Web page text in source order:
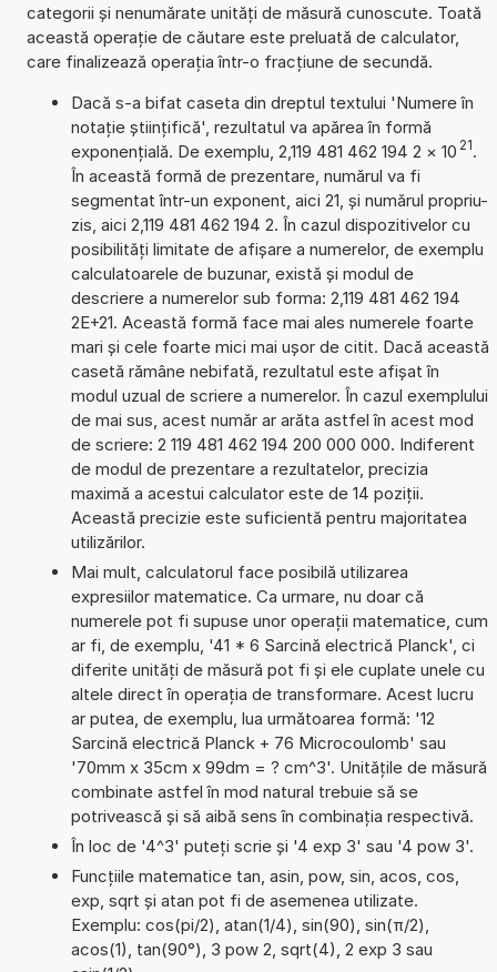
categorii și nenumărate unități de măsură cunoscute. Toată
această operație de căutare este preluată de calculator,
care finalizează operația într-o fracțiune de secundă.
Dacă s-a bifat caseta din dreptul textului 'Numere în
notație științifică', rezultatul va apărea în formă
exponențială. De exemplu, 2,119 481 462 194 2 × 10 21.
În această formă de prezentare, numărul va fi
segmentat într-un exponent, aici 21, și numărul propriu-
zis, aici 2,119 481 462 194 2. În cazul dispozitivelor cu
posibilități limitate de afișare a numerelor, de exemplu
calculatoarele de buzunar, există și modul de
descriere a numerelor sub forma: 2,119 481 462 194
2E+21. Această formă face mai ales numerele foarte
mari și cele foarte mici mai ușor de citit. Dacă această
casetă rămâne nebifată, rezultatul este afișat în
modul uzual de scriere a numerelor. În cazul exemplului
de mai sus, acest număr ar arăta astfel în acest mod
de scriere: 2 119 481 462 194 200 000 000. Indiferent
de modul de prezentare a rezultatelor, precizia
maximă a acestui calculator este de 14 poziții.
Această precizie este suficientă pentru majoritatea
utilizărilor.
Mai mult, calculatorul face posibilă utilizarea
expresiilor matematice. Ca urmare, nu doar că
numerele pot fi supuse unor operații matematice, cum
ar fi, de exemplu, '41 * 6 Sarcină electrică Planck', ci
diferite unități de măsură pot fi și ele cuplate unele cu
altele direct în operația de transformare. Acest lucru
ar putea, de exemplu, lua următoarea formă: '12
Sarcină electrică Planck + 76 Microcoulomb' sau
'70mm x 35cm x 99dm = ? cm^3'. Unitățile de măsură
combinate astfel în mod natural trebuie să se
potrivească și să aibă sens în combinația respectivă.
În loc de '4^3' puteți scrie și '4 exp 3' sau '4 pow 3'.
Funcțiile matematice tan, asin, pow, sin, acos, cos,
exp, sqrt și atan pot fi de asemenea utilizate.
Exemplu: cos(pi/2), atan(1/4), sin(90), sin(π/2),
acos(1), tan(90°), 3 pow 2, sqrt(4), 2 exp 3 sau